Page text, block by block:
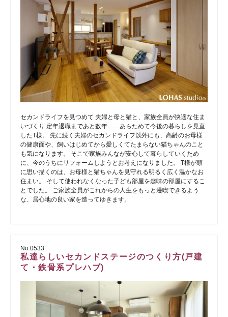
セカンドライフを見つめて 夫婦と母と猫と、家族全員が快適な住ま
いづくり 定年退職まであと数年……あらためて今後の暮らしを見直
したT様。 先に続く夫婦のセカンドライフ以外にも、高齢のお母様
の健康面や、飼いはじめてから愛しくてたまらない猫ちゃんのこと
も気になります。 そこで家族みんなが安心して暮らしていくため
に、今のうちにリフォームしようとお考えになりました。 T様が頭
に思い描くのは、お母様と猫ちゃんを見守れる明るく広く温かなお
住まい。 そして使われなくなった子ども部屋を趣味の部屋にするこ
とでした。 ご家族全員がこれからの人生をもっと漫喫できるよう
な、居心地の良い家を造ってゆきます。
No.0533
私達らしいセカンドステージのつくり方(戸建
て・鉄骨系プレハブ)